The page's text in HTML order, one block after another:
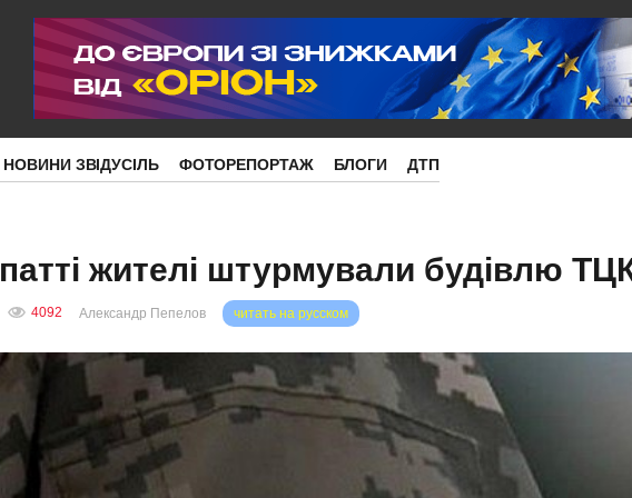
НОВИНИ ЗВІДУСІЛЬ ФОТОРЕПОРТАЖ БЛОГИ ДТП
жителі штурмували будівлю
4092 читать на русском
Александр Пепелов